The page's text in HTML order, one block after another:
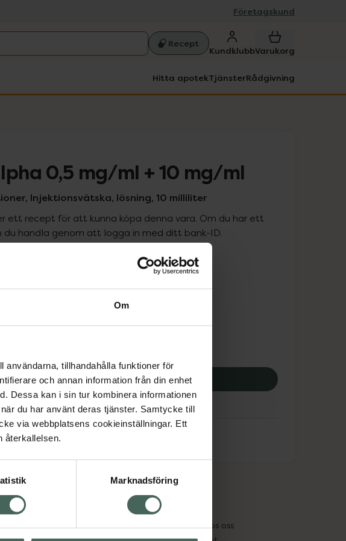
Om
användarna, tillhandahålla funktioner för
och annan information från din enhet
Dessa kan i sin tur kombinera informationen
du har använt deras tjänster. Samtycke till
via webbplatsens cookieinställningar. Ett
återkallelsen.
Marknadsföring
Företagskund
Recept
KundklubbVarukorg
Hitta apotekTjänsterRådgivning
0,5 mg/ml + 10 mg/ml
Injektionsvätska, lösning, 10 milliliter
ett recept för att kunna köpa denna vara. Om du har ett
du handla genom att logga in med ditt bank-ID.
Pris med recept
Högkostnadsskyddet gäller inte
862,69 kr
Köp via ditt recept
Om recept och läkemedel
Jobba hos oss